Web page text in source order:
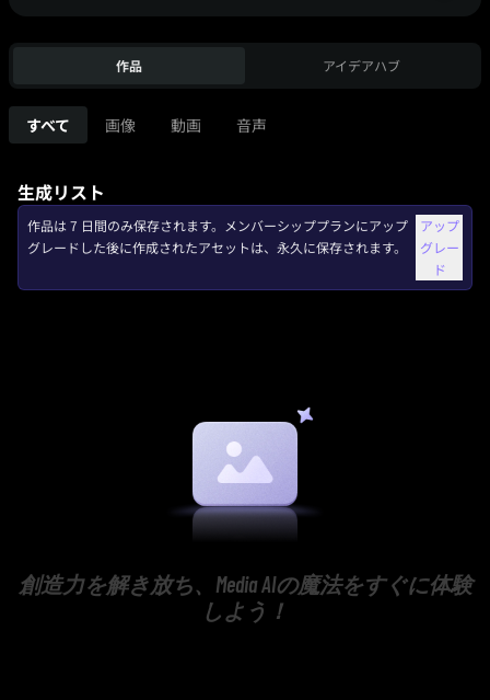
作品 アイデアハブ
すべて 画像 動画 音声
生成リスト
作品は 7 日間のみ保存されます。メンバーシッププランにアップ
グレードした後に作成されたアセットは、永久に保存されます。
アップ
グレー
ド
創造力を解き放ち、Media AIの魔法をすぐに体験
しよう！